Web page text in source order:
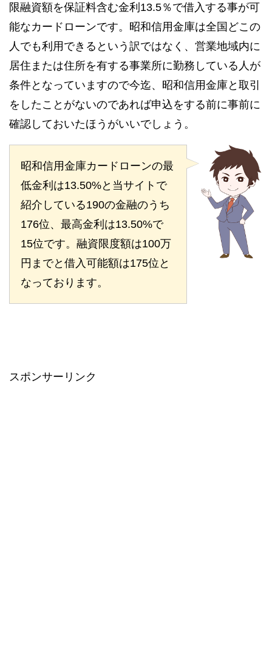
限融資額を保証料含む金利13.5％で借入する事が可
能なカードローンです。昭和信用金庫は全国どこの
人でも利用できるという訳ではなく、営業地域内に
居住または住所を有する事業所に勤務している人が
条件となっていますので今迄、昭和信用金庫と取引
をしたことがないのであれば申込をする前に事前に
確認しておいたほうがいいでしょう。
昭和信用金庫カードローンの最
低金利は13.50%と当サイトで
紹介している190の金融のうち
176位、最高金利は13.50%で
15位です。融資限度額は100万
円までと借入可能額は175位と
なっております。
スポンサーリンク